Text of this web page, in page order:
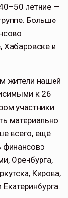
летние —
Больше
Хабаровске и
жители нашей
к 26
участники
материально
всего, ещё
финансово
Оренбурга,
Кирова,